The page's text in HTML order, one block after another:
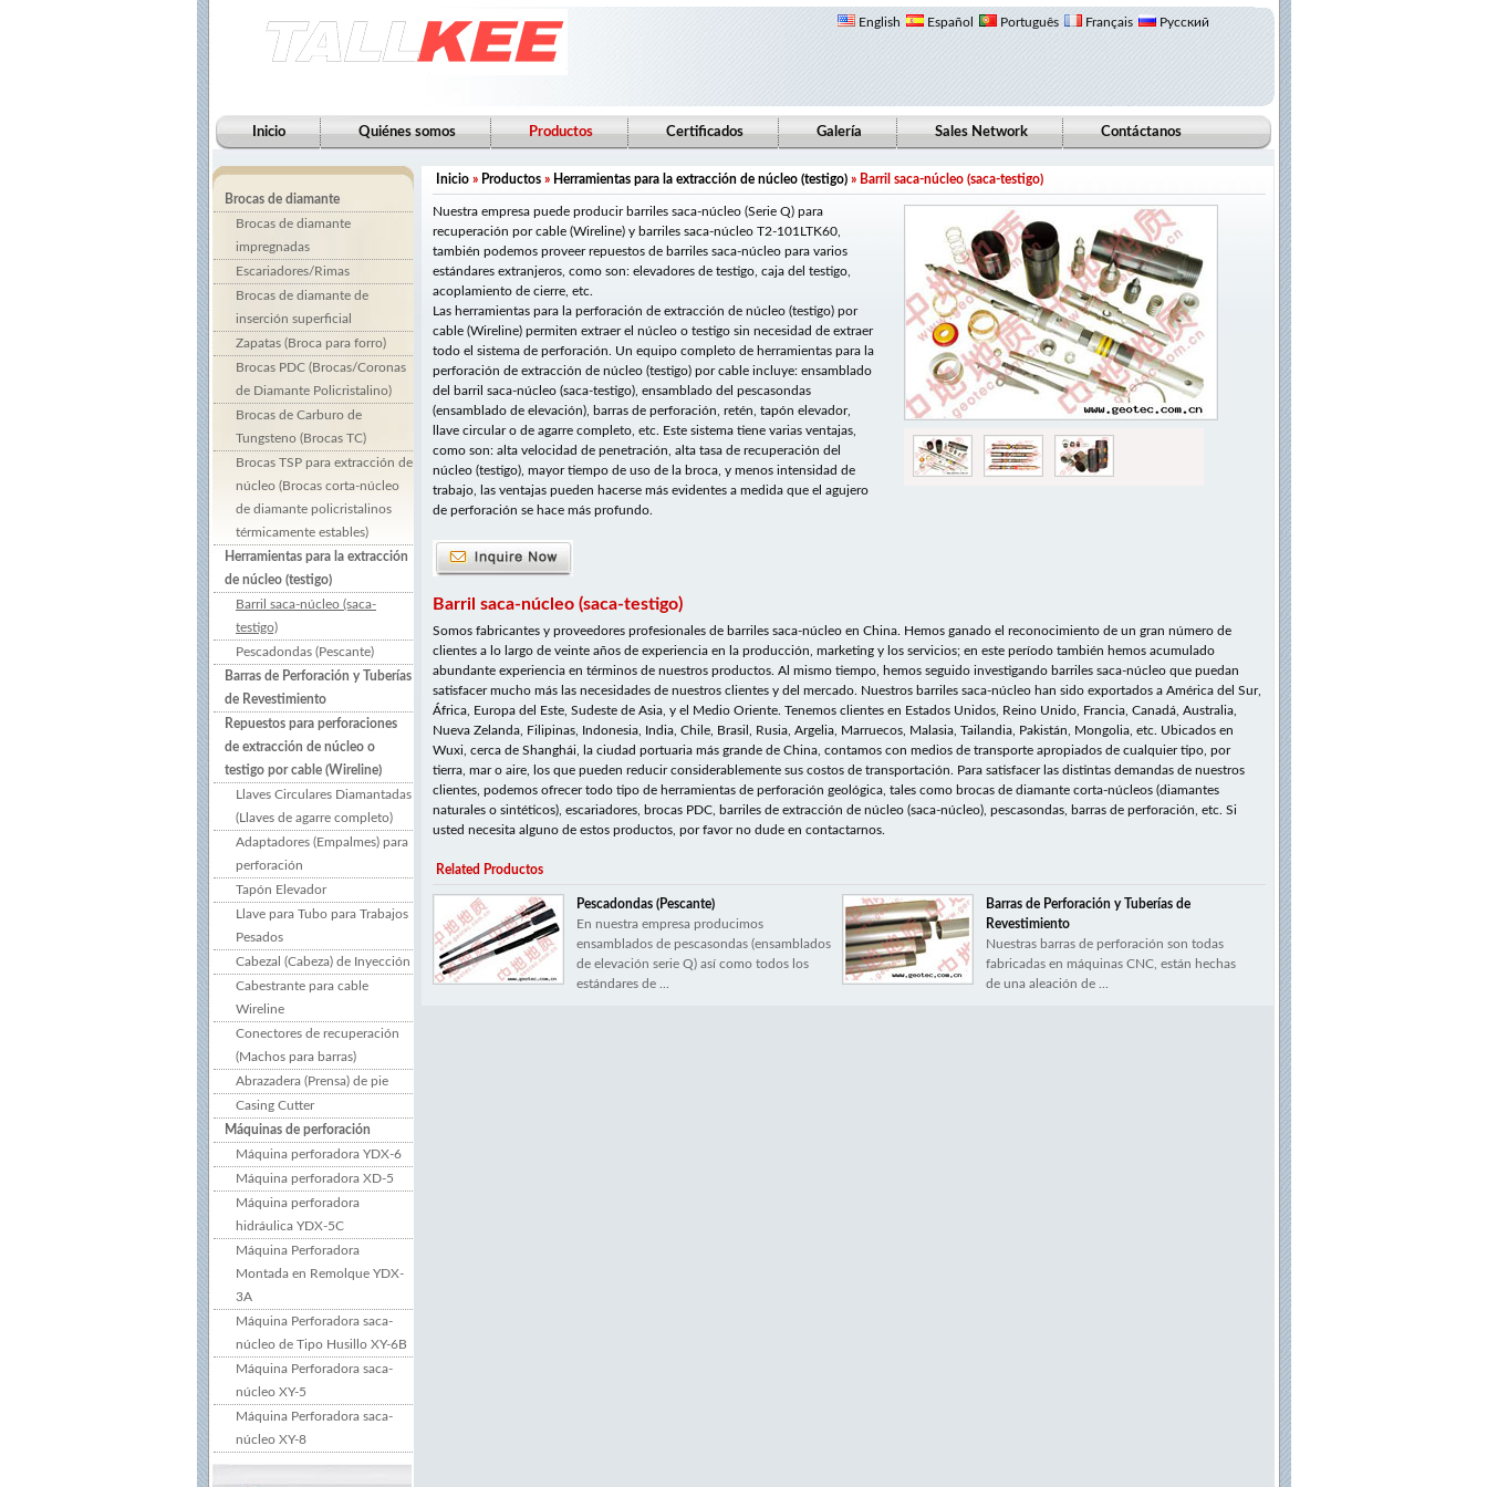
English Español Português Français Русский
Inicio Quiénes somos Productos Certificados Galería Sales Network Contáctanos
Brocas de diamante
Brocas de diamante
impregnadas
Escariadores/Rimas
Brocas de diamante de
inserción superficial
Zapatas (Broca para forro)
Brocas PDC (Brocas/Coronas
de Diamante Policristalino)
Brocas de Carburo de
Tungsteno (Brocas TC)
Brocas TSP para extracción de
núcleo (Brocas corta-núcleo
de diamante policristalinos
térmicamente estables)
Herramientas para la extracción
de núcleo (testigo)
Barril saca-núcleo (saca-
testigo)
Pescadondas (Pescante)
Barras de Perforación y Tuberías
de Revestimiento
Repuestos para perforaciones
de extracción de núcleo o
testigo por cable (Wireline)
Llaves Circulares Diamantadas
(Llaves de agarre completo)
Adaptadores (Empalmes) para
perforación
Tapón Elevador
Llave para Tubo para Trabajos
Pesados
Cabezal (Cabeza) de Inyección
Cabestrante para cable
Wireline
Conectores de recuperación
(Machos para barras)
Abrazadera (Prensa) de pie
Casing Cutter
Máquinas de perforación
Máquina perforadora YDX-6
Máquina perforadora XD-5
Máquina perforadora
hidráulica YDX-5C
Máquina Perforadora
Montada en Remolque YDX-
3A
Máquina Perforadora saca-
núcleo de Tipo Husillo XY-6B
Máquina Perforadora saca-
núcleo XY-5
Máquina Perforadora saca-
núcleo XY-8
Inicio » Productos » Herramientas para la extracción de núcleo (testigo) » Barril saca-núcleo (saca-testigo)
Nuestra empresa puede producir barriles saca-núcleo (Serie Q) para
recuperación por cable (Wireline) y barriles saca-núcleo T2-101LTK60,
también podemos proveer repuestos de barriles saca-núcleo para varios
estándares extranjeros, como son: elevadores de testigo, caja del testigo,
acoplamiento de cierre, etc.
Las herramientas para la perforación de extracción de núcleo (testigo) por
cable (Wireline) permiten extraer el núcleo o testigo sin necesidad de extraer
todo el sistema de perforación. Un equipo completo de herramientas para la
perforación de extracción de núcleo (testigo) por cable incluye: ensamblado
del barril saca-núcleo (saca-testigo), ensamblado del pescasondas
(ensamblado de elevación), barras de perforación, retén, tapón elevador,
llave circular o de agarre completo, etc. Este sistema tiene varias ventajas,
como son: alta velocidad de penetración, alta tasa de recuperación del
núcleo (testigo), mayor tiempo de uso de la broca, y menos intensidad de
trabajo, las ventajas pueden hacerse más evidentes a medida que el agujero
de perforación se hace más profundo.
Barril saca-núcleo (saca-testigo)
Somos fabricantes y proveedores profesionales de barriles saca-núcleo en China. Hemos ganado el reconocimiento de un gran número de
clientes a lo largo de veinte años de experiencia en la producción, marketing y los servicios; en este período también hemos acumulado
abundante experiencia en términos de nuestros productos. Al mismo tiempo, hemos seguido investigando barriles saca-núcleo que puedan
satisfacer mucho más las necesidades de nuestros clientes y del mercado. Nuestros barriles saca-núcleo han sido exportados a América del Sur,
África, Europa del Este, Sudeste de Asia, y el Medio Oriente. Tenemos clientes en Estados Unidos, Reino Unido, Francia, Canadá, Australia,
Nueva Zelanda, Filipinas, Indonesia, India, Chile, Brasil, Rusia, Argelia, Marruecos, Malasia, Tailandia, Pakistán, Mongolia, etc. Ubicados en
Wuxi, cerca de Shanghái, la ciudad portuaria más grande de China, contamos con medios de transporte apropiados de cualquier tipo, por
tierra, mar o aire, los que pueden reducir considerablemente sus costos de transportación. Para satisfacer las distintas demandas de nuestros
clientes, podemos ofrecer todo tipo de herramientas de perforación geológica, tales como brocas de diamante corta-núcleos (diamantes
naturales o sintéticos), escariadores, brocas PDC, barriles de extracción de núcleo (saca-núcleo), pescasondas, barras de perforación, etc. Si
usted necesita alguno de estos productos, por favor no dude en contactarnos.
Related Productos
Pescadondas (Pescante)
En nuestra empresa producimos
ensamblados de pescasondas (ensamblados
de elevación serie Q) así como todos los
estándares de ...
Barras de Perforación y Tuberías de
Revestimiento
Nuestras barras de perforación son todas
fabricadas en máquinas CNC, están hechas
de una aleación de ...